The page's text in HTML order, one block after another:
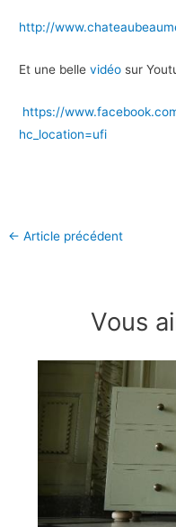
http://
Et une bellevidéo sur
https://
hc_location=ufi
← Article précédent
Vous